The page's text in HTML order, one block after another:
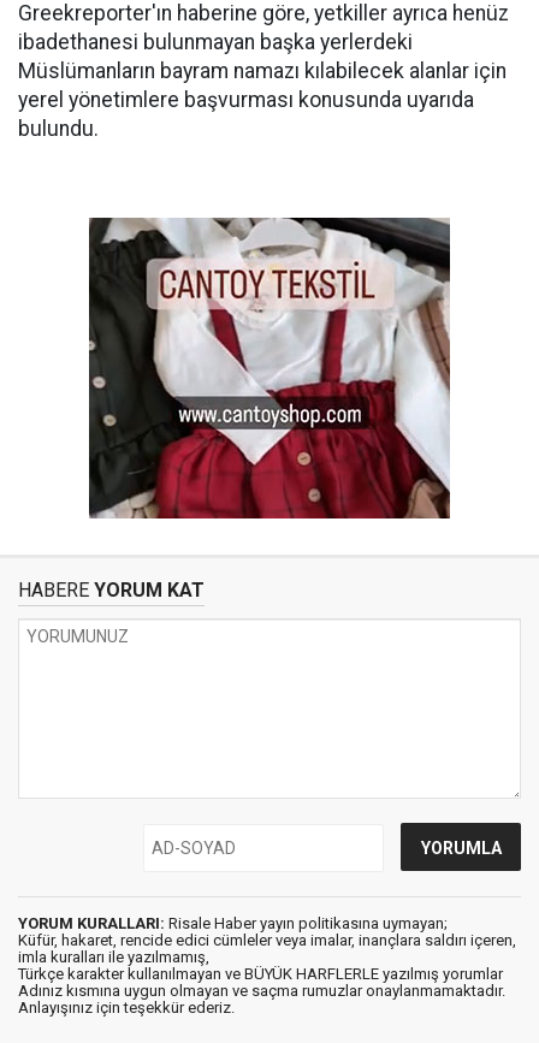
Greekreporter'ın haberine göre, yetkiller ayrıca henüz
ibadethanesi bulunmayan başka yerlerdeki
Müslümanların bayram namazı kılabilecek alanlar için
yerel yönetimlere başvurması konusunda uyarıda
bulundu.
HABERE YORUM KAT
YORUM KURALLARI: Risale Haber yayın politikasına uymayan;
Küfür, hakaret, rencide edici cümleler veya imalar, inançlara saldırı içeren,
imla kuralları ile yazılmamış,
Türkçe karakter kullanılmayan ve BÜYÜK HARFLERLE yazılmış yorumlar
Adınız kısmına uygun olmayan ve saçma rumuzlar onaylanmamaktadır.
Anlayışınız için teşekkür ederiz.